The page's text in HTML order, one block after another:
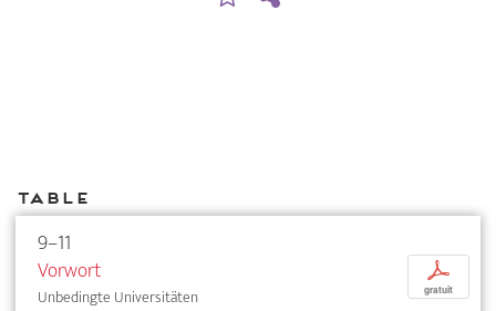
Table
9–11
Vorwort
Unbedingte Universitäten
p
gratuit